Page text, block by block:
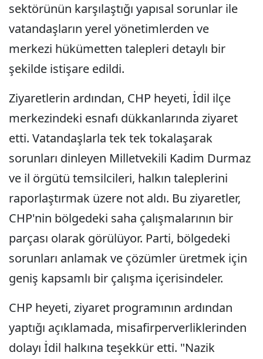
sektörünün karşılaştığı yapısal sorunlar ile
vatandaşların yerel yönetimlerden ve
merkezi hükümetten talepleri detaylı bir
şekilde istişare edildi.
Ziyaretlerin ardından, CHP heyeti, İdil ilçe
merkezindeki esnafı dükkanlarında ziyaret
etti. Vatandaşlarla tek tek tokalaşarak
sorunları dinleyen Milletvekili Kadim Durmaz
ve il örgütü temsilcileri, halkın taleplerini
raporlaştırmak üzere not aldı. Bu ziyaretler,
CHP'nin bölgedeki saha çalışmalarının bir
parçası olarak görülüyor. Parti, bölgedeki
sorunları anlamak ve çözümler üretmek için
geniş kapsamlı bir çalışma içerisindeler.
CHP heyeti, ziyaret programının ardından
yaptığı açıklamada, misafirperverliklerinden
dolayı İdil halkına teşekkür etti. "Nazik